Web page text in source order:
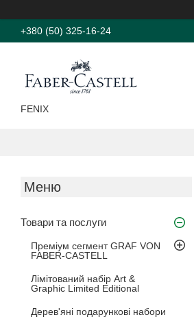
+380 (50) 325-16-24
FENIX
Товари та послуги
Преміум сегмент GRAF VON
FABER-CASTELL
Лімітований набір Art &
Graphic Limited Editional
Дерев'яні подарункові набори